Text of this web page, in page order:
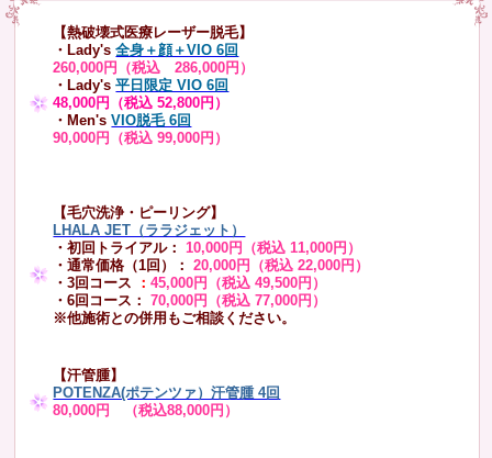
【熱破壊式医療レーザー脱毛】
・Lady's 全身＋顔＋VIO 6回
260,000円（税込 286,000円）
・Lady's平日限定 VIO 6回
48,000円（税込 52,800円）
・Men's VIO脱毛 6回
90,000円（税込 99,000円）
【毛穴洗浄・ピーリング】
LHALA JET（ララジェット）
・初回トライアル：10,000円（税込 11,000円）
・通常価格（1回）：
20,000円（税込 22,000円）
・3回コース ：45,000円（税込 49,500円）
・6回コース：
70,000円（税込 77,000円）
※他施術との併用もご相談ください。
【汗管腫】
POTENZA(ポテンツァ）汗管腫 4回
80,000円 （税込88,000円）